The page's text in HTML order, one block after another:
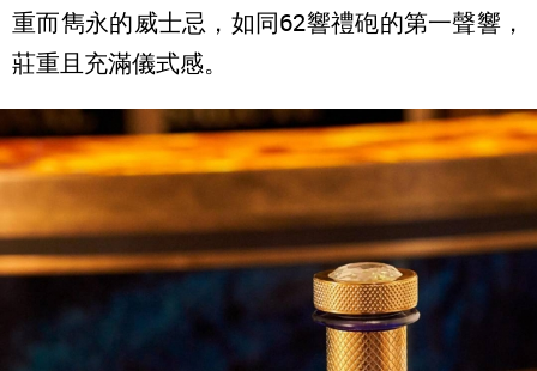
重而雋永的威士忌，如同62響禮砲的第一聲響，
莊重且充滿儀式感。